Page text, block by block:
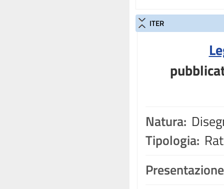
ITER
Natura:
Tipologia: